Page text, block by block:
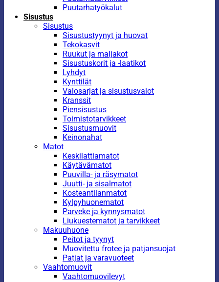
Puutarhatyökalut
Sisustus
Sisustus
Sisustustyynyt ja huovat
Tekokasvit
Ruukut ja maljakot
Sisustuskorit ja -laatikot
Lyhdyt
Kynttilät
Valosarjat ja sisustusvalot
Kranssit
Piensisustus
Toimistotarvikkeet
Sisustusmuovit
Keinonahat
Matot
Keskilattiamatot
Käytävämatot
Puuvilla- ja räsymatot
Juutti- ja sisalmatot
Kosteantilanmatot
Kylpyhuonematot
Parveke ja kynnysmatot
Liukuestematot ja tarvikkeet
Makuuhuone
Peitot ja tyynyt
Muovitettu frotee ja patjansuojat
Patjat ja varavuoteet
Vaahtomuovit
Vaahtomuovilevyt